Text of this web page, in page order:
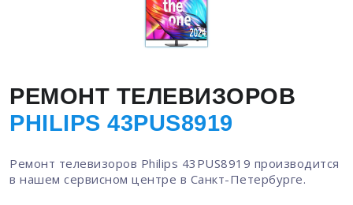
РЕМОНТ ТЕЛЕВИЗОРОВ
PHILIPS 43PUS8919
Ремонт телевизоров Philips 43PUS8919 производится
в нашем сервисном центре в Санкт-Петербурге.